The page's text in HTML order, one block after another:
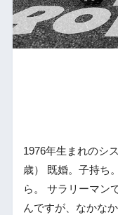
1976年生まれのシ
歳） 既婚。子持ち
ら。 サラリーマン
んですが、なかな